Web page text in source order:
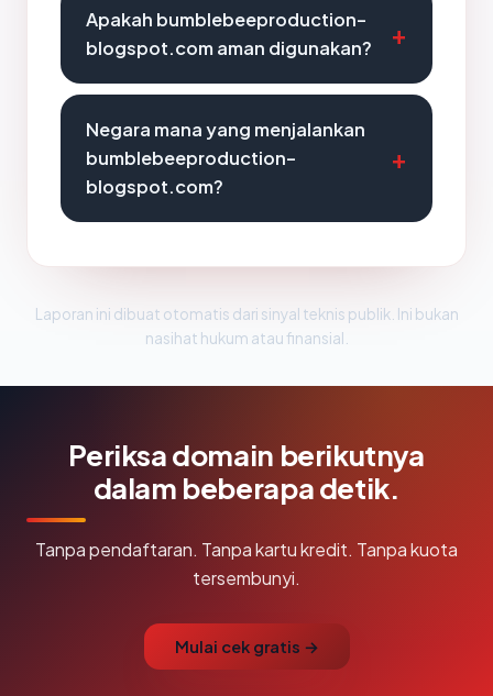
Apakah bumblebeeproduction-
blogspot.com aman digunakan?
Negara mana yang menjalankan
bumblebeeproduction-
blogspot.com?
Laporan ini dibuat otomatis dari sinyal teknis publik. Ini bukan
nasihat hukum atau finansial.
Periksa domain berikutnya
dalam beberapa detik.
Tanpa pendaftaran. Tanpa kartu kredit. Tanpa kuota
tersembunyi.
Mulai cek gratis →